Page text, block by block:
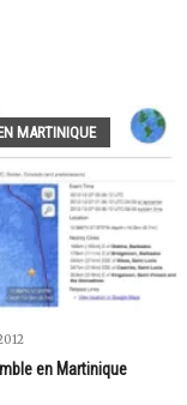
MARTINIQUE
en Martinique